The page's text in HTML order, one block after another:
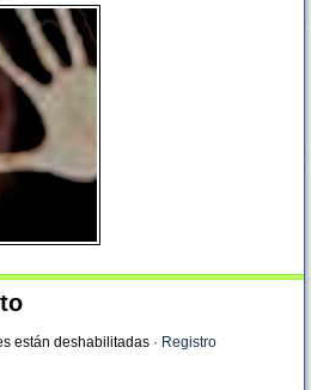
están deshabilitadas · Registro